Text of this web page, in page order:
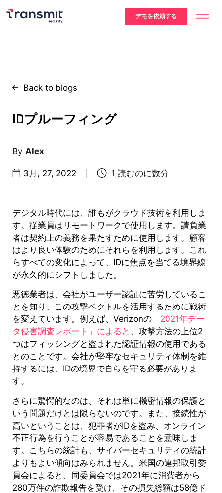
デモを依頼する
Back to blogs
IDプルーフィング
Alex
3月, 27, 2022
デジタル時代には、誰もがクラウド技術を利用しま
す。従業員はリモートワークで使用します。請負業
者は契約上の義務を果たすために使用します。顧客
はより良い体験のためにそれらを利用します。これ
らすべての変化によって、IDに焦点を当てる境界線
が永久的にシフトしました。
悪徳業者は、会社がユーザー認証に苦労しているこ
とを知り、この攻撃ベクトルを活用するために戦術
を変えています。例えば、Verizonの「 2021年デー
タ侵害調査レポート」によると 、攻撃方法の上位2
つはフィッシングと盗まれた認証情報の使用である
とのことです。会社が堅牢なセキュリティ体制を維
持するには、IDの境界で自らを守る必要がありま
す。
さらに驚愕的なのは、それは単に機密情報の保護と
いう問題だけとは限らないのです。また、接続性が
高いということは、犯罪者がIDを盗み、オンライン
不正行為を行うことが容易であることを意味しま
す。こちらの統計も、サイバーセキュリティの統計
よりもよい傾向はみられません。米国の連邦取引委
員会によると、同委員会では2021年に消費者から
280万件の詐欺報告を受け、その損失総額は58億ド